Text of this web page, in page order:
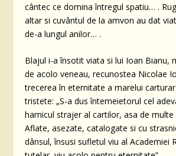
cântec ce domina întregul spatiu… .
altar si cuvântul de la amvon au dat
de-a lungul anilor… .
Blajul i-a însotit viata si lui Ioan Bianu,
de acolo veneau, recunostea Nicolae
trecerea în eternitate a marelui
tristete: „S-a dus întemeietorul cel
harnicul strajer al cartilor, asa de multe
Aflate, asezate, catalogate si cu
dânsul, însusi sufletul viu al Academiei